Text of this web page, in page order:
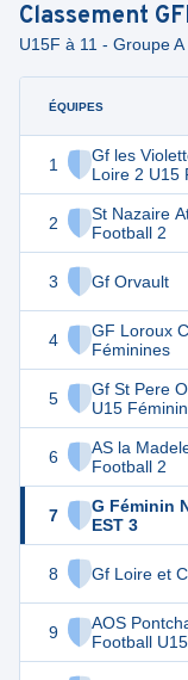
Classement
U15F à 11 - Groupe
ÉQUIPES
1
Gf les
Loire 2 U15
2
St Nazaire
Football 2
3 Gf Orvault
4
GF Loroux
Féminines
5
Gf St Pere
U15
6
AS la
Football 2
7
G Féminin
EST 3
8 Gf Loire et
9
AOS
Football U15
Féminines